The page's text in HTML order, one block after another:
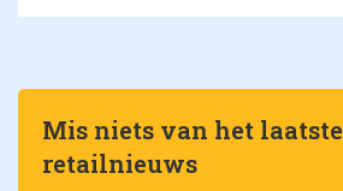
Mis niets van het laatste
retailnieuws